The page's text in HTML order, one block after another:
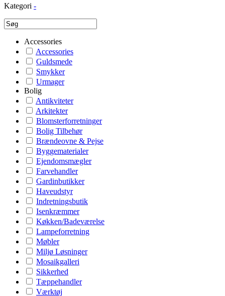
Kategori -
Accessories
Accessories
Guldsmede
Smykker
Urmager
Bolig
Antikviteter
Arkitekter
Blomsterforretninger
Bolig Tilbehør
Brændeovne & Pejse
Byggematerialer
Ejendomsmægler
Farvehandler
Gardinbutikker
Haveudstyr
Indretningsbutik
Isenkræmmer
Køkken/Badeværelse
Lampeforretning
Møbler
Miljø Løsninger
Mosaikgalleri
Sikkerhed
Tæppehandler
Værktøj